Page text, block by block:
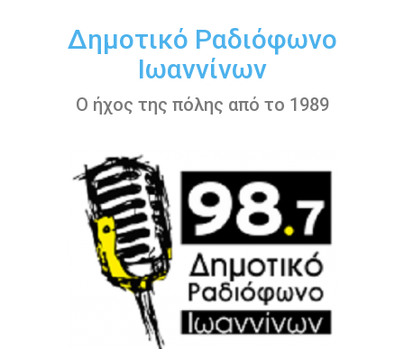
περιεχόμενοΔημοτικό Ραδιόφωνο
Ιωαννίνων
Ο ήχος της πόλης από το 1989